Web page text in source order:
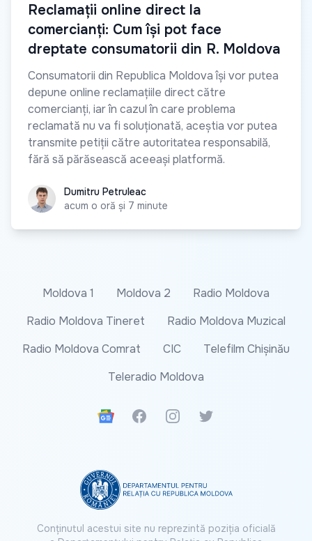
Reclamații online direct la
comercianți: Cum își pot face
dreptate consumatorii din R. Moldova
Consumatorii din Republica Moldova își vor putea
depune online reclamațiile direct către
comercianți, iar în cazul în care problema
reclamată nu va fi soluționată, aceștia vor putea
transmite petiții către autoritatea responsabilă,
fără să părăsească aceeași platformă.
Dumitru Petruleac
Dumitru Petruleac
acum o oră și 7 minute
Moldova 1 Moldova 2
Radio Moldova
Radio Moldova Tineret
Radio Moldova Muzical
Radio Moldova Comrat
CIC
Telefilm Chișinău
Teleradio Moldova
Google News
FacebookInstagramTwitter
Conținutul acestui site nu reprezintă poziția oficială